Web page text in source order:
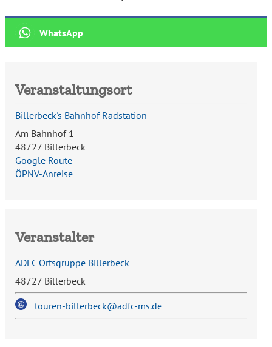
Veranstaltungsort
Billerbeck's Bahnhof Radstation
Am Bahnhof 1
48727 Billerbeck
Google Route
ÖPNV-Anreise
Veranstalter
ADFC Ortsgruppe Billerbeck
48727 Billerbeck
touren-billerbeck@adfc-ms.de